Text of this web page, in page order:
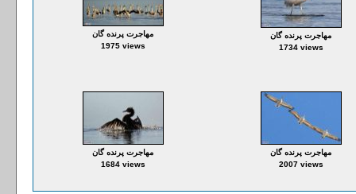
مهاجرت پرنده گان
1975 views
مهاجرت پرنده گان
1734 views
مهاجرت پرنده گان
1684 views
مهاجرت پرنده گان
2007 views